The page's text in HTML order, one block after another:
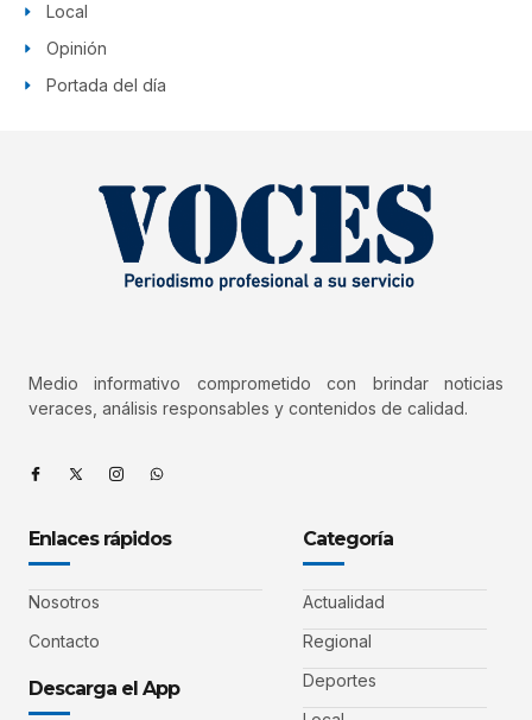
Local
Opinión
Portada del día
Medio informativo comprometido con brindar noticias
veraces, análisis responsables y contenidos de calidad.
Enlaces rápidos
Nosotros
Contacto
Descarga el App
Categoría
Actualidad
Regional
Deportes